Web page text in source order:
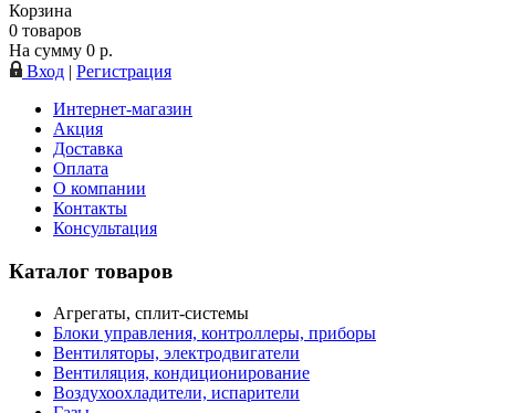
Корзина
0 товаров
На сумму 0 р.
Вход | Регистрация
Интернет-магазин
Акция
Доставка
Оплата
О компании
Контакты
Консультация
Каталог товаров
Агрегаты, сплит-системы
Блоки управления, контроллеры, приборы
Вентиляторы, электродвигатели
Вентиляция, кондиционирование
Воздухоохладители, испарители